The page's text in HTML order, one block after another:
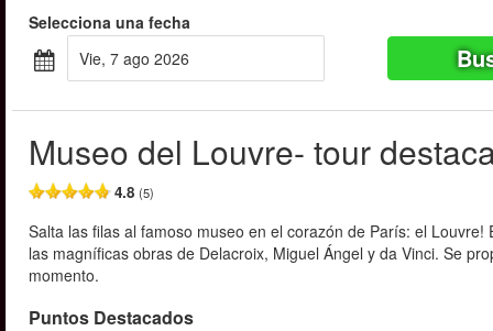
Selecciona una fecha
vie, 7 ago 2026
Museo del Louvre- tour
4.8 (5)
Salta las filas al famoso museo en el corazón de París: el
las magníficas obras de Delacroix, Miguel Ángel y da Vinci. Se
momento.
Puntos Destacados